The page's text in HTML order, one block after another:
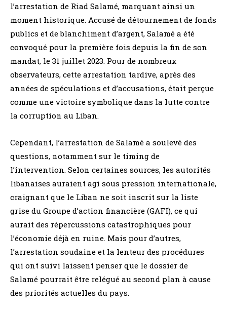
l’arrestation de Riad Salamé, marquant ainsi un
moment historique. Accusé de détournement de fonds
publics et de blanchiment d’argent, Salamé a été
convoqué pour la première fois depuis la fin de son
mandat, le 31 juillet 2023. Pour de nombreux
observateurs, cette arrestation tardive, après des
années de spéculations et d’accusations, était perçue
comme une victoire symbolique dans la lutte contre
la corruption au Liban.
Cependant, l’arrestation de Salamé a soulevé des
questions, notamment sur le timing de
l’intervention. Selon certaines sources, les autorités
libanaises auraient agi sous pression internationale,
craignant que le Liban ne soit inscrit sur la liste
grise du Groupe d’action financière (GAFI), ce qui
aurait des répercussions catastrophiques pour
l’économie déjà en ruine. Mais pour d’autres,
l’arrestation soudaine et la lenteur des procédures
qui ont suivi laissent penser que le dossier de
Salamé pourrait être relégué au second plan à cause
des priorités actuelles du pays.